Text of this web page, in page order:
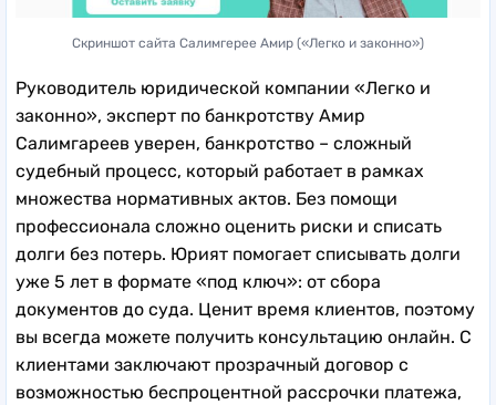
Скриншот сайта Салимгерее Амир («Легко и законно»)
Руководитель юридической компании «Легко и
законно», эксперт по банкротству Амир
Салимгареев уверен, банкротство – сложный
судебный процесс, который работает в рамках
множества нормативных актов. Без помощи
профессионала сложно оценить риски и списать
долги без потерь. Юрият помогает списывать долги
уже 5 лет в формате «под ключ»: от сбора
документов до суда. Ценит время клиентов, поэтому
вы всегда можете получить консультацию онлайн. С
клиентами заключают прозрачный договор с
возможностью беспроцентной рассрочки платежа,